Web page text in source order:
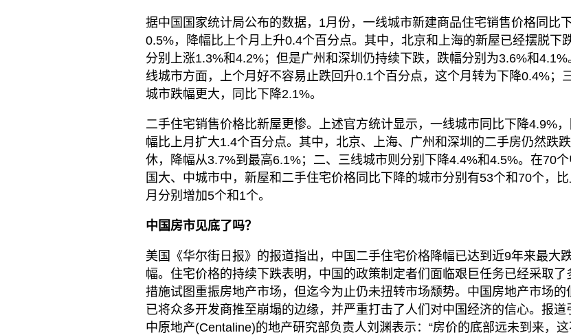
据中国国家统计局公布的数据，1月份，一线城市新建商品住宅销售价格同比
0.5%，降幅比上个月上升0.4个百分点。其中，北京和上海的新屋已经摆脱下跌
分别上涨1.3%和4.2%；但是广州和深圳仍持续下跌，跌幅分别为3.6%和4.1%
线城市方面，上个月好不容易止跌回升0.1个百分点，这个月转为下降0.4%；
城市跌幅更大，同比下降2.1%。
二手住宅销售价格比新屋更惨。上述官方统计显示，一线城市同比下降4.9%
幅比上月扩大1.4个百分点。其中，北京、上海、广州和深圳的二手房仍然跌
休，降幅从3.7%到最高6.1%；二、三线城市则分别下降4.4%和4.5%。在70个
国大、中城市中，新屋和二手住宅价格同比下降的城市分别有53个和70个，比
月分别增加5个和1个。
中国房市见底了吗？
美国《华尔街日报》的报道指出，中国二手住宅价格降幅已达到近9年来最大
幅。住宅价格的持续下跌表明，中国的政策制定者们面临艰巨任务已经采取了
措施试图重振房地产市场，但迄今为止仍未扭转市场颓势。中国房地产市场的
已将众多开发商推至崩塌的边缘，并严重打击了人们对中国经济的信心。报道
中原地产(Centaline)的地产研究部负责人刘渊表示：“房价的底部远未到来，这